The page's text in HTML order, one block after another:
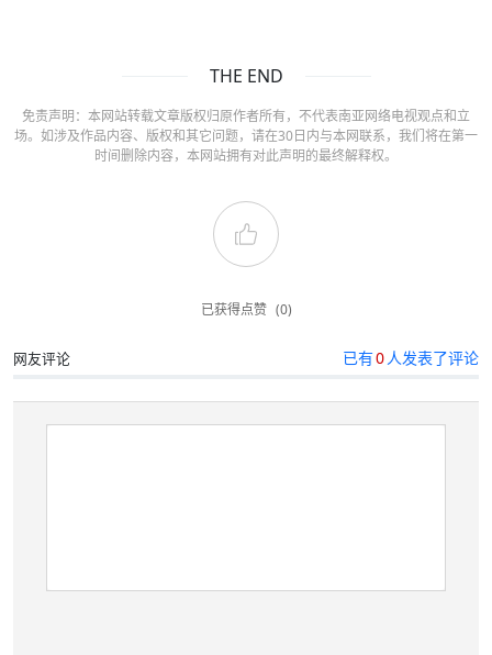
THE END
免责声明：本网站转载文章版权归原作者所有，不代表南亚网络电视观点和立
场。如涉及作品内容、版权和其它问题，请在30日内与本网联系，我们将在第一
时间删除内容，本网站拥有对此声明的最终解释权。
已获得点赞 (0)
网友评论 已有0人发表了评论